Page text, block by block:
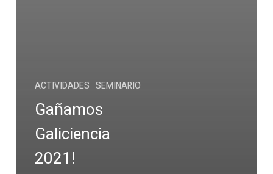
ACTIVIDADES SEMINARIO
Gañamos
Galiciencia
2021!